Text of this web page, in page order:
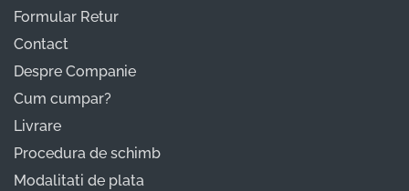
Formular Retur
Contact
Despre Companie
Cum cumpar?
Livrare
Procedura de schimb
Modalitati de plata